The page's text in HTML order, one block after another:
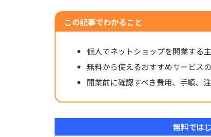
この記事でわかること
個人でネットショップを開業する
無料から使えるおすすめサービス
開業前に確認すべき費用、手順、
無料では